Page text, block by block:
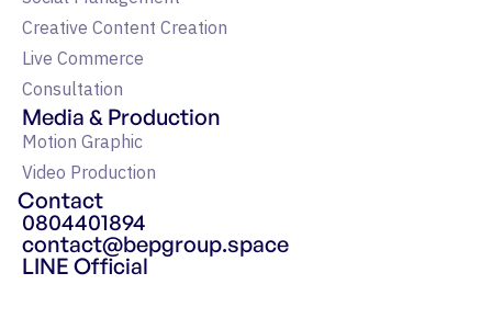
Creative Content Creation
Live Commerce
Consultation
Media & Production
Motion Graphic
Video Production
Contact
0804401894
contact@bepgroup.space
LINE Official